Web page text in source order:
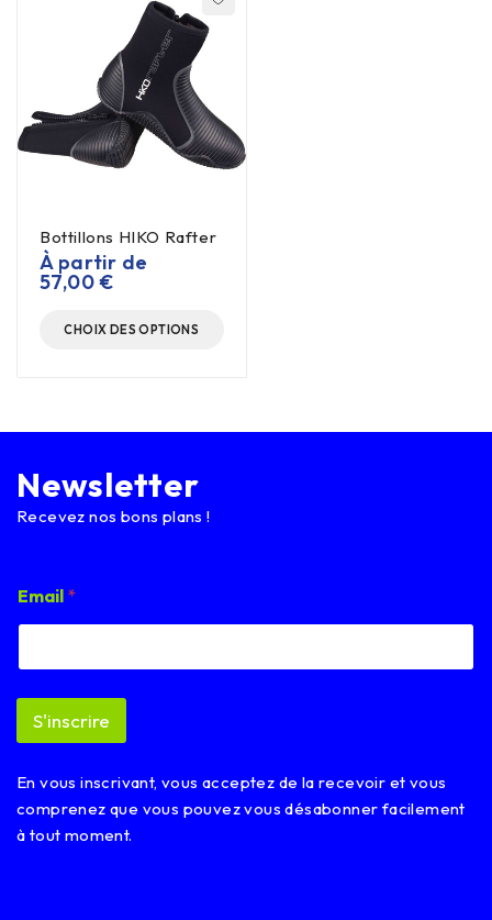
Bottillons HIKO Rafter
À partir de
57,00€
CHOIX DES OPTIONS
Newsletter
Recevez nos bons plans !
m
a
l
m
i
E
m
a
Email *
S'inscrire
En vous inscrivant, vous acceptez de la recevoir et vous
comprenez que vous pouvez vous désabonner facilement
à tout moment.